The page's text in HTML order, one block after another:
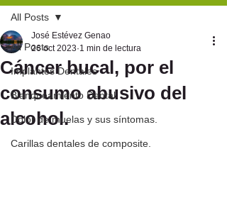
All Posts
Implantes Dentales
Blanqueamiento Dental
Dolor de muelas y sus síntomas.
Carillas dentales de composite.
All Posts
Cáncer bucal, por el
consumo abusivo del
alcohol.
José Estévez Genao
26 oct 2023 1 min de lectura